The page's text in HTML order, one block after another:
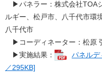
▶パネラー：株式会社TOA
ルギー、松戸市、八千代市環
八千代市
▶コーディネーター：松原
​ ▶実施結果：
パネルデ
／295KB]